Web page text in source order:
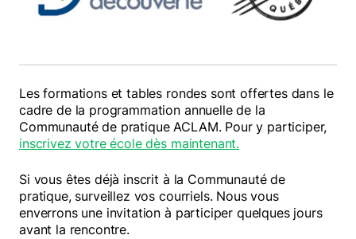
Les formations et tables rondes sont offertes dans le
cadre de la programmation annuelle de la
Communauté de pratique ACLAM. Pour y participer,
inscrivez votre école dès maintenant.
Si vous êtes déjà inscrit à la Communauté de
pratique, surveillez vos courriels. Nous vous
enverrons une invitation à participer quelques jours
avant la rencontre.